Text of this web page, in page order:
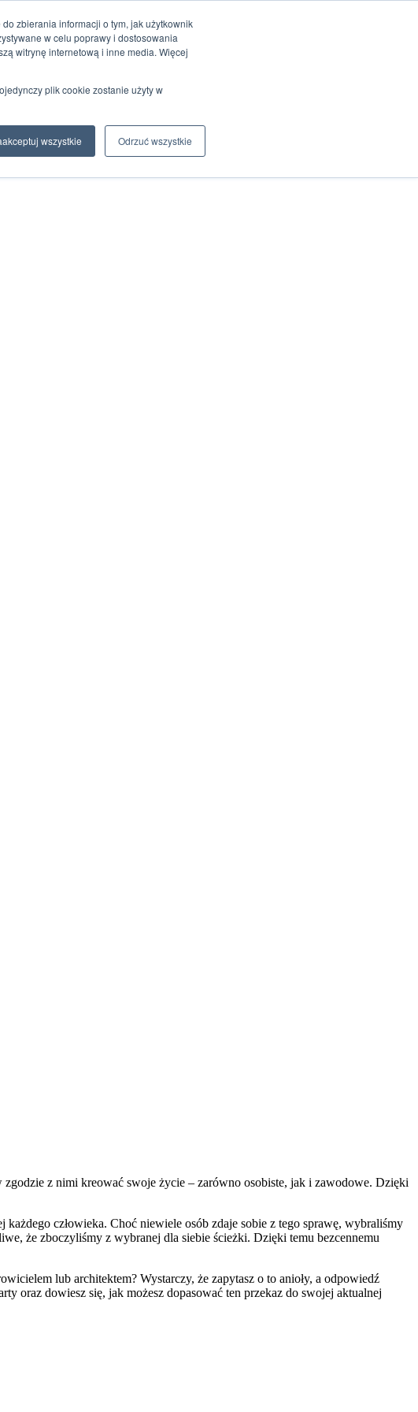
zbierania informacji o tym, jak użytkownik
w celu poprawy i dostosowania
witrynę internetową i inne media. Więcej
plik cookie zostanie użyty w
wszystkie Odrzuć wszystkie
z nimi kreować swoje życie – zarówno osobiste, jak i zawodowe. Dzięki
człowieka. Choć niewiele osób zdaje sobie z tego sprawę, wybraliśmy
że zboczyliśmy z wybranej dla siebie ścieżki. Dzięki temu bezcennemu
lub architektem? Wystarczy, że zapytasz o to anioły, a odpowiedź
oraz dowiesz się, jak możesz dopasować ten przekaz do swojej aktualnej